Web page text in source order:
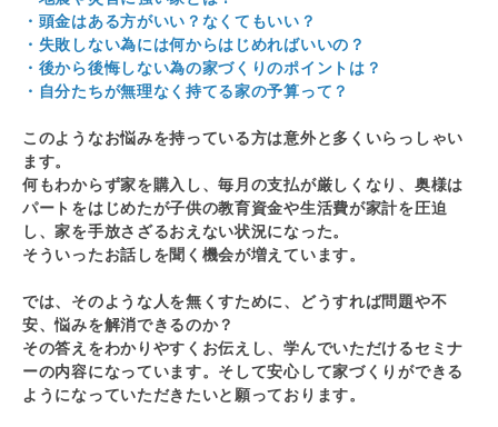
・頭金はある方がいい？なくてもいい？
・失敗しない為には何からはじめればいいの？
・後から後悔しない為の家づくりのポイントは？
・自分たちが無理なく持てる家の予算って？
このようなお悩みを持っている方は意外と多くいらっしゃい
ます。
何もわからず家を購入し、毎月の支払が厳しくなり、奥様は
パートをはじめたが子供の教育資金や生活費が家計を圧迫
し、家を手放さざるおえない状況になった。
そういったお話しを聞く機会が増えています。
では、そのような人を無くすために、どうすれば問題や不
安、悩みを解消できるのか？
その答えをわかりやすくお伝えし、学んでいただけるセミナ
ーの内容になっています。そして安心して家づくりができる
ようになっていただきたいと願っております。